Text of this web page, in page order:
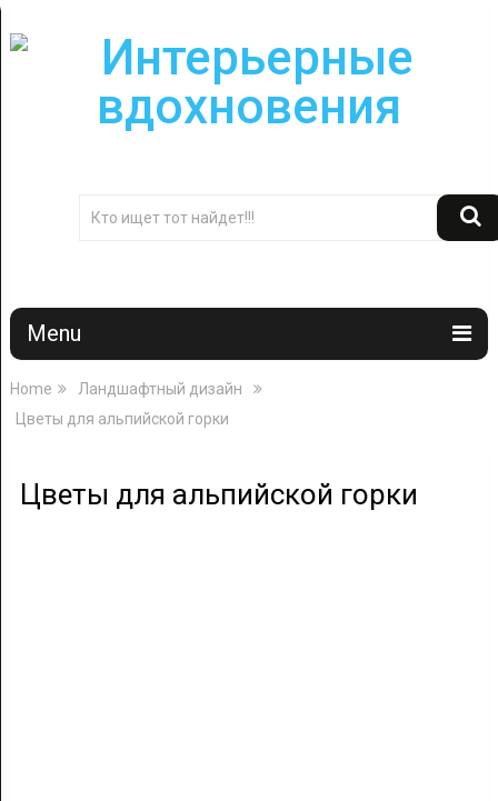
Menu
Home
Ландшафтный дизайн
Цветы для альпийской горки
Цветы для альпийской горки